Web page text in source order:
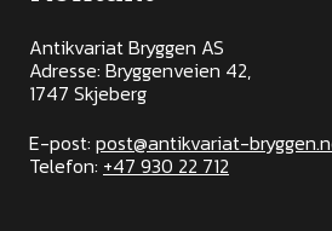
Antikvariat Bryggen AS
Adresse: Bryggenveien 42,
1747 Skjeberg
E-post: post@antikvariat-
Telefon: +47 930 22 712